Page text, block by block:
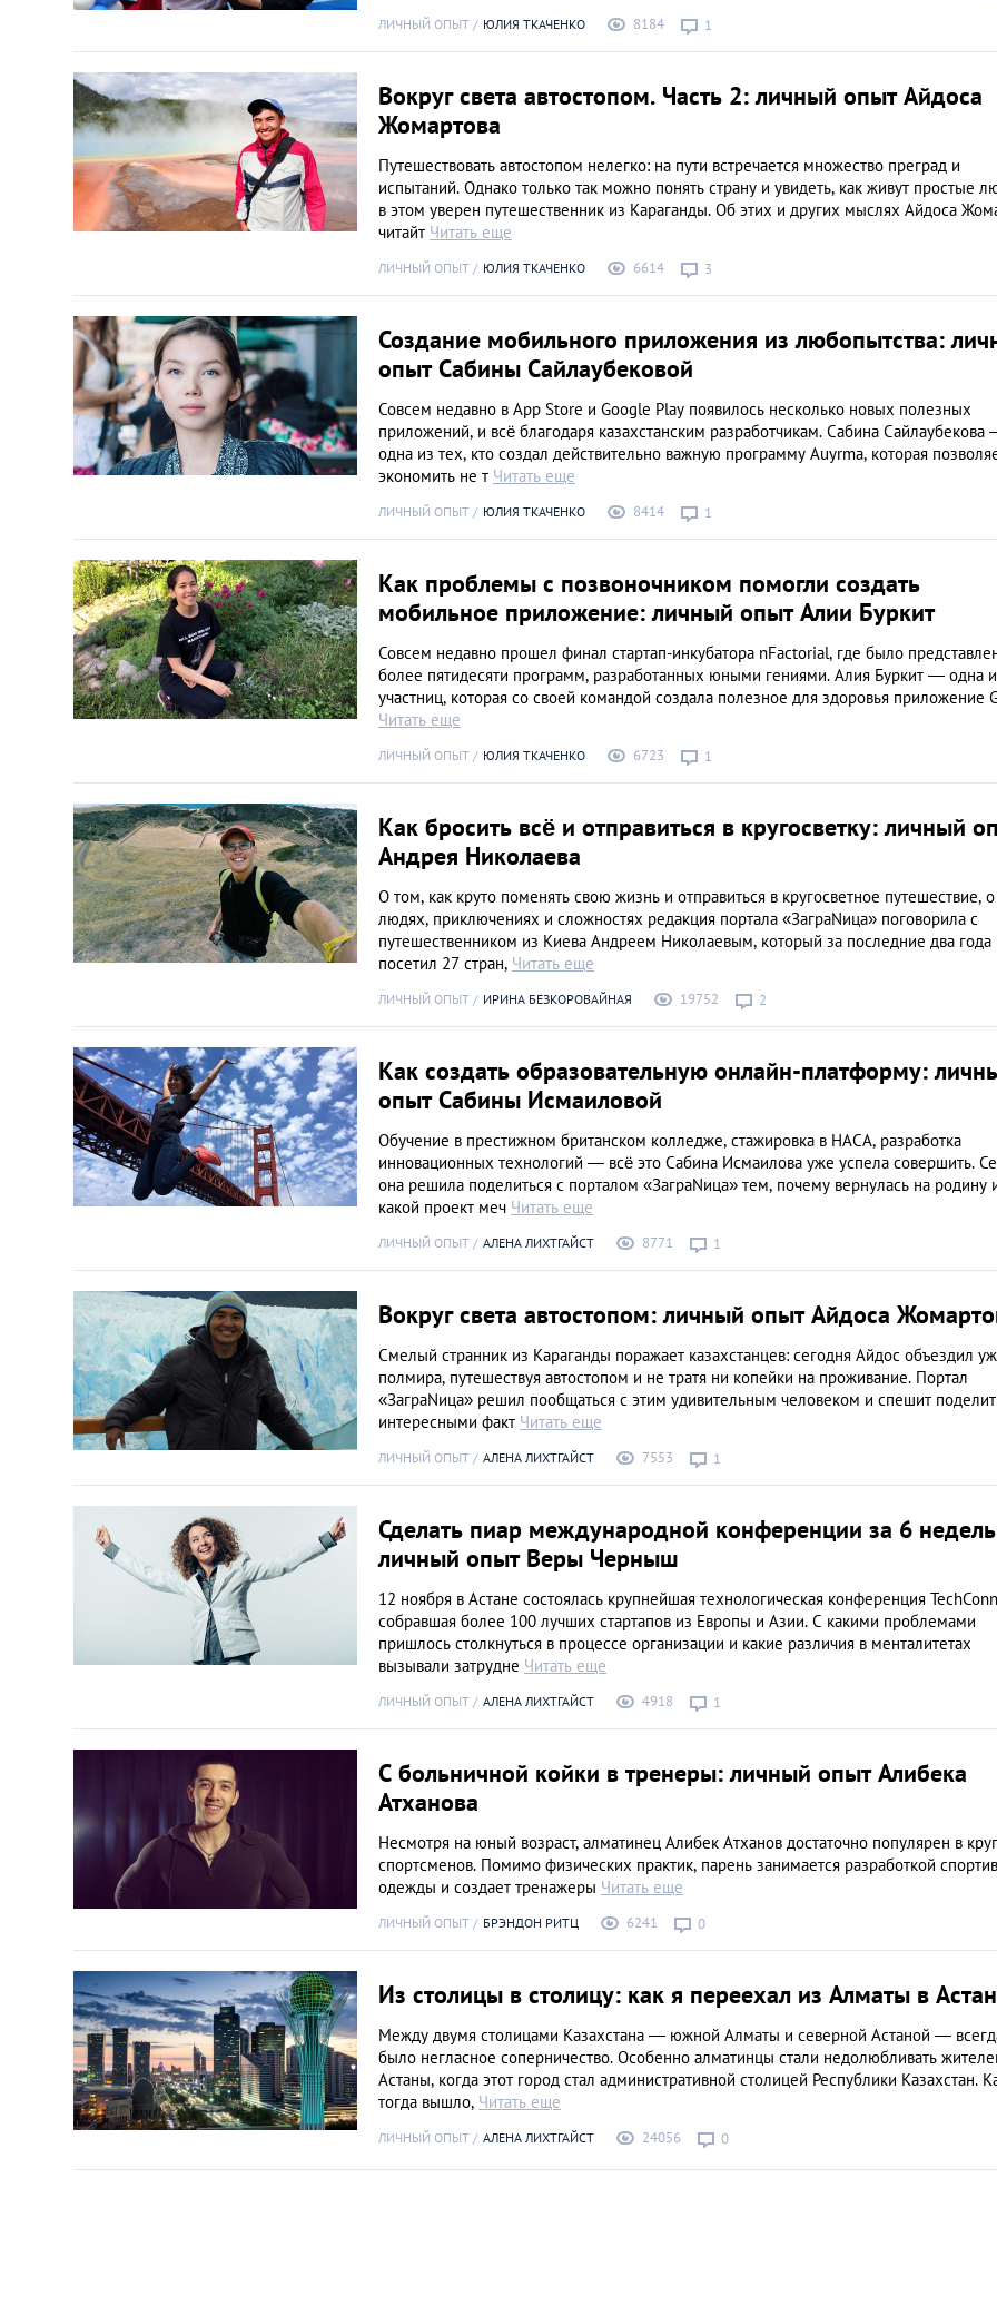
ЛИЧНЫЙ ОПЫТ ЮЛИЯ ТКАЧЕНКО 8184 1
Вокруг света автостопом. Часть 2: личный опыт Айдоса
Жомартова
Путешествовать автостопом нелегко: на пути встречается множество преград и
испытаний. Однако только так можно понять страну и увидеть, как живут простые
в этом уверен путешественник из Караганды. Об этих и других мыслях Айдоса
читайт Читать еще
ЛИЧНЫЙ ОПЫТ ЮЛИЯ ТКАЧЕНКО 6614 3
Создание мобильного приложения из любопытства:
опыт Сабины Сайлаубековой
Совсем недавно в App Store и Google Play появилось несколько новых полезных
приложений, и всё благодаря казахстанским разработчикам. Сабина Сайлаубекова
одна из тех, кто создал действительно важную программу Auyrma, которая
экономить не т Читать еще
ЛИЧНЫЙ ОПЫТ ЮЛИЯ ТКАЧЕНКО 8414 1
Как проблемы с позвоночником помогли создать
мобильное приложение: личный опыт Алии Буркит
Совсем недавно прошел финал стартап-инкубатора nFactorial, где было
более пятидесяти программ, разработанных юными гениями. Алия Буркит — одна
участниц, которая со своей командой создала полезное для здоровья приложение
Читать еще
ЛИЧНЫЙ ОПЫТ ЮЛИЯ ТКАЧЕНКО 6723 1
Как бросить всё и отправиться в кругосветку: личный
Андрея Николаева
О том, как круто поменять свою жизнь и отправиться в кругосветное путешествие, о
людях, приключениях и сложностях редакция портала «ЗаграNица» поговорила с
путешественником из Киева Андреем Николаевым, который за последние два года
посетил 27 стран, Читать еще
ЛИЧНЫЙ ОПЫТ ИРИНА БЕЗКОРОВАЙНАЯ 19752 2
Как создать образовательную онлайн-платформу:
опыт Сабины Исмаиловой
Обучение в престижном британском колледже, стажировка в НАСА, разработка
инновационных технологий — всё это Сабина Исмаилова уже успела совершить.
она решила поделиться с порталом «ЗаграNица» тем, почему вернулась на родину
какой проект меч Читать еще
ЛИЧНЫЙ ОПЫТ АЛЕНА ЛИХТГАЙСТ 8771 1
Вокруг света автостопом: личный опыт Айдоса
Смелый странник из Караганды поражает казахстанцев: сегодня Айдос объездил
полмира, путешествуя автостопом и не тратя ни копейки на проживание. Портал
«ЗаграNица» решил пообщаться с этим удивительным человеком и спешит
интересными факт Читать еще
ЛИЧНЫЙ ОПЫТ АЛЕНА ЛИХТГАЙСТ 7553 1
Сделать пиар международной конференции за 6
личный опыт Веры Черныш
12 ноября в Астане состоялась крупнейшая технологическая конференция
собравшая более 100 лучших стартапов из Европы и Азии. С какими проблемами
пришлось столкнуться в процессе организации и какие различия в менталитетах
вызывали затрудне Читать еще
ЛИЧНЫЙ ОПЫТ АЛЕНА ЛИХТГАЙСТ 4918 1
С больничной койки в тренеры: личный опыт Алибека
Атханова
Несмотря на юный возраст, алматинец Алибек Атханов достаточно популярен в
спортсменов. Помимо физических практик, парень занимается разработкой
одежды и создает тренажеры Читать еще
ЛИЧНЫЙ ОПЫТ БРЭНДОН РИТЦ 6241 0
Из столицы в столицу: как я переехал из Алматы в
Между двумя столицами Казахстана — южной Алматы и северной Астаной —
было негласное соперничество. Особенно алматинцы стали недолюбливать
Астаны, когда этот город стал административной столицей Республики Казахстан.
тогда вышло, Читать еще
ЛИЧНЫЙ ОПЫТ АЛЕНА ЛИХТГАЙСТ 24056 0